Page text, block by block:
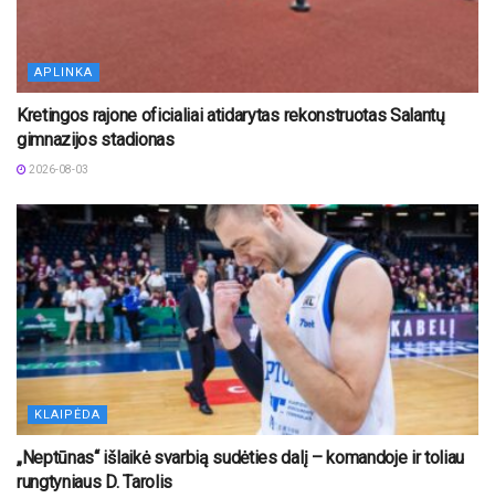
APLINKA
Kretingos rajone oficialiai atidarytas rekonstruotas Salantų
gimnazijos stadionas
2026-08-03
KLAIPĖDA
„Neptūnas“ išlaikė svarbią sudėties dalį – komandoje ir toliau
rungtyniaus D. Tarolis